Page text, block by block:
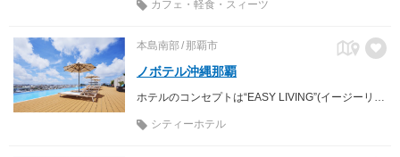
カフェ・軽食・スィーツ
本島南部 那覇市
ノボテル沖縄那覇
シティーホテル